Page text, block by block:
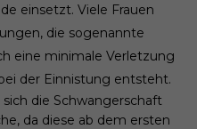
einsetzt. Viele Frauen
die sogenannte
eine minimale Verletzung
der Einnistung entsteht.
die Schwangerschaft
da diese ab dem ersten